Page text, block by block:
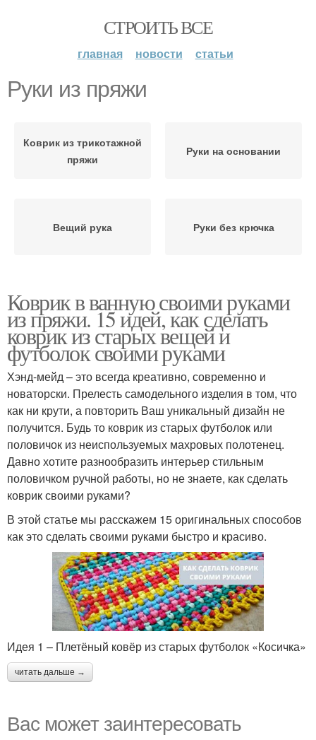
СТРОИТЬ ВСЕ
главная новости статьи
Руки из пряжи
Коврик из трикотажной
пряжи
Руки на основании
Вещий рука Руки без крючка
Коврик в ванную своими руками
из пряжи. 15 идей, как сделать
коврик из старых вещей и
футболок своими руками
Хэнд-мейд – это всегда креативно, современно и
новаторски. Прелесть самодельного изделия в том, что
как ни крути, а повторить Ваш уникальный дизайн не
получится. Будь то коврик из старых футболок или
половичок из неиспользуемых махровых полотенец.
Давно хотите разнообразить интерьер стильным
половичком ручной работы, но не знаете, как сделать
коврик своими руками?
В этой статье мы расскажем 15 оригинальных способов
как это сделать своими руками быстро и красиво.
Идея 1 – Плетёный ковёр из старых футболок «Косичка»
читать дальше →
Вас может заинтересовать